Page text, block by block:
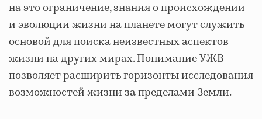
на это ограничение, знания о происхождении
и эволюции жизни на планете могут служить
основой для поиска неизвестных аспектов
жизни на других мирах. Понимание УЖВ
позволяет расширить горизонты исследования
возможностей жизни за пределами Земли.